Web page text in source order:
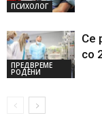
ПСИХОЛОГ
ПРЕДВРЕМЕ
РОДЕНИ
Се
со